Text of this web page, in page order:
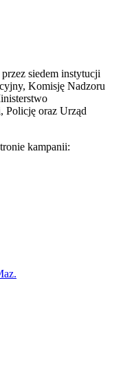
siedem instytucji
Komisję Nadzoru
Policję oraz Urząd
kampanii: